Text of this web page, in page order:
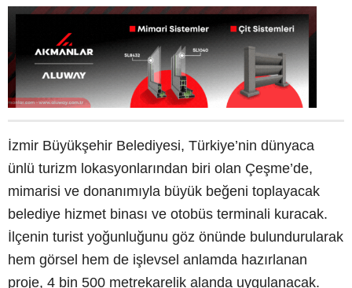
İzmir Büyükşehir Belediyesi, Türkiye’nin dünyaca
ünlü turizm lokasyonlarından biri olan Çeşme’de,
mimarisi ve donanımıyla büyük beğeni toplayacak
belediye hizmet binası ve otobüs terminali kuracak.
İlçenin turist yoğunluğunu göz önünde bulundurularak
hem görsel hem de işlevsel anlamda hazırlanan
proje, 4 bin 500 metrekarelik alanda uygulanacak.